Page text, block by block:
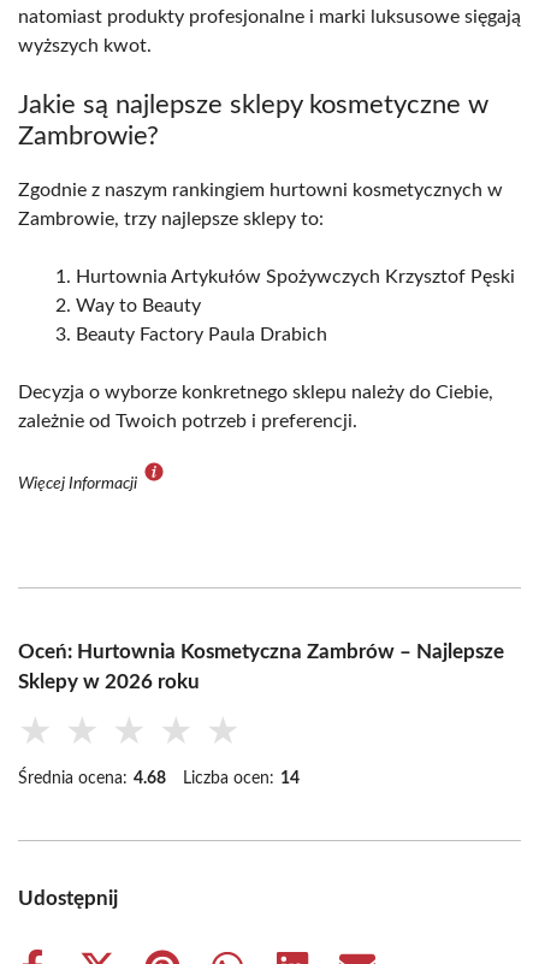
natomiast produkty profesjonalne i marki luksusowe sięgają
wyższych kwot.
Jakie są najlepsze sklepy kosmetyczne w
Zambrowie?
Zgodnie z naszym rankingiem hurtowni kosmetycznych w
Zambrowie, trzy najlepsze sklepy to:
Hurtownia Artykułów Spożywczych Krzysztof Pęski
Way to Beauty
Beauty Factory Paula Drabich
Decyzja o wyborze konkretnego sklepu należy do Ciebie,
zależnie od Twoich potrzeb i preferencji.
Więcej Informacji
Oceń: Hurtownia Kosmetyczna Zambrów – Najlepsze
Sklepy w 2026 roku
★ ★ ★ ★ ★
Średnia ocena: 4.68 Liczba ocen: 14
Udostępnij